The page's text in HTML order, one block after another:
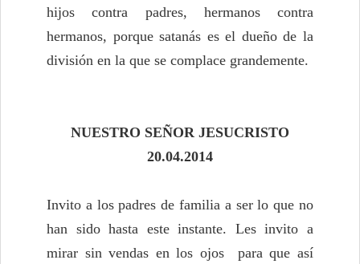
hijos contra padres, hermanos contra
hermanos, porque satanás es el dueño de la
división en la que se complace grandemente.
NUESTRO SEÑOR JESUCRISTO
20.04.2014
Invito a los padres de familia a ser lo que no
han sido hasta este instante. Les invito a
mirar sin vendas en los ojos para que así